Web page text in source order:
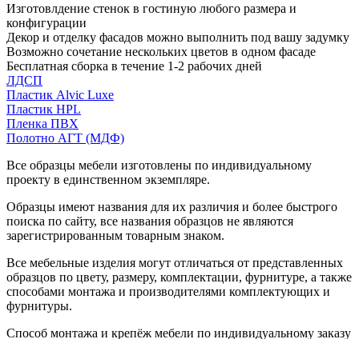
Изготовлдение стенок в гостиную любого размера и
конфигурации
Декор и отделку фасадов можно выполнить под вашу задумку
Возможно сочетание нескольких цветов в одном фасаде
Бесплатная сборка в течение 1-2 рабочих дней
ЛДСП
Пластик Alvic Luxe
Пластик HPL
Пленка ПВХ
Полотно АГТ (МДФ)
Все образцы мебели изготовлены по индивидуальному
проекту в единственном экземпляре.
Образцы имеют названия для их различия и более быстрого
поиска по сайту, все названия образцов не являются
зарегистрированным товарным знаком.
Все мебельные изделия могут отличаться от представленных
образцов по цвету, размеру, комплектации, фурнитуре, а также
способами монтажа и производителями комплектующих и
фурнитуры.
Способ монтажа и крепёж мебели по индивидуальному заказу